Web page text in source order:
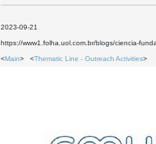
2023-09-21
https://www1.folha.uol.com.br/blogs/ciencia-
<Main> <Thematic Line - Outreach Activities>